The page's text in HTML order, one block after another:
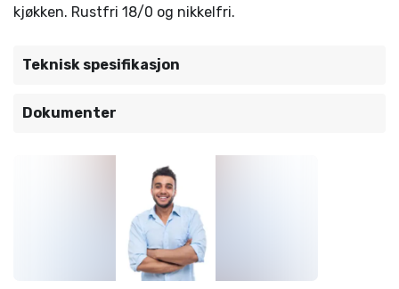
kjøkken. Rustfri 18/0 og nikkelfri.
Teknisk spesifikasjon
Dokumenter